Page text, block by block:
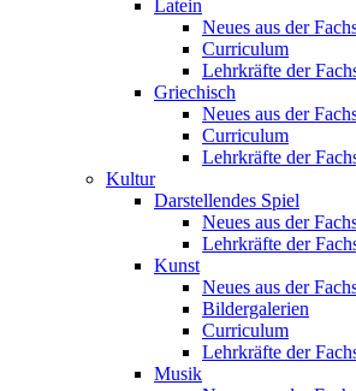
Latein
Neues aus der
Curriculum
Lehrkräfte der
Griechisch
Neues aus der
Curriculum
Lehrkräfte der
Kultur
Darstellendes Spiel
Neues aus der
Lehrkräfte der
Kunst
Neues aus der
Bildergalerien
Curriculum
Lehrkräfte der
Musik